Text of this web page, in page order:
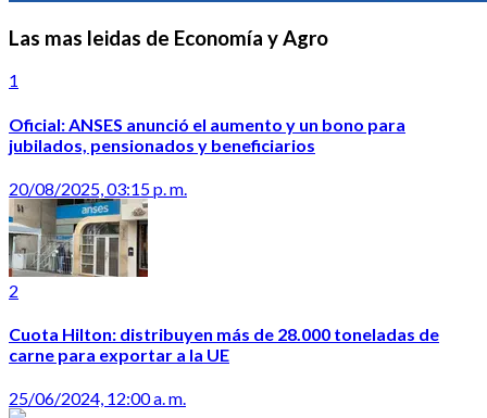
Las mas leidas de Economía y Agro
1
Oficial: ANSES anunció el aumento y un bono para
jubilados, pensionados y beneficiarios
20/08/2025, 03:15 p. m.
2
Cuota Hilton: distribuyen más de 28.000 toneladas de
carne para exportar a la UE
25/06/2024, 12:00 a. m.